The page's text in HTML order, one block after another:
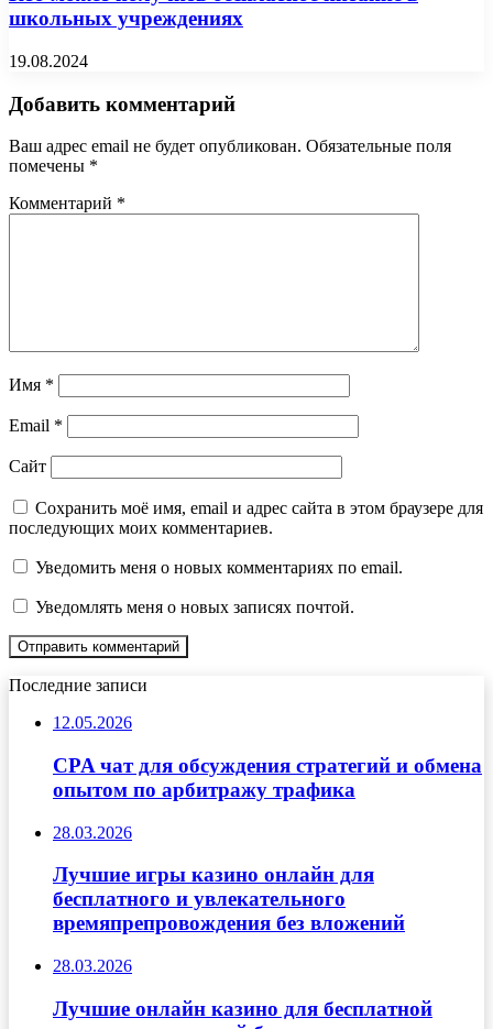
школьных учреждениях
19.08.2024
Добавить комментарий
Ваш адрес email не будет опубликован. Обязательные поля
помечены *
Комментарий *
Имя *
Email *
Сайт
Сохранить моё имя, email и адрес сайта в этом браузере для
последующих моих комментариев.
Уведомить меня о новых комментариях по email.
Уведомлять меня о новых записях почтой.
Последние записи
12.05.2026
CPA чат для обсуждения стратегий и обмена
опытом по арбитражу трафика
28.03.2026
Лучшие игры казино онлайн для
бесплатного и увлекательного
времяпрепровождения без вложений
28.03.2026
Лучшие онлайн казино для бесплатной